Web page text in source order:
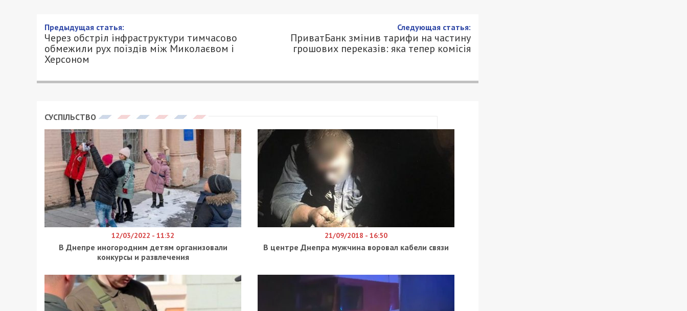
Предыдущая статья:
Через обстріл інфраструктури тимчасово
обмежили рух поїздів між Миколаєвом і
Херсоном
Следующая статья:
ПриватБанк змінив тарифи на частину
грошових переказів: яка тепер комісія
СУСПІЛЬСТВО
12/03/2022 - 11:32
В Днепре иногородним детям организовали
конкурсы и развлечения
21/09/2018 - 16:50
В центре Днепра мужчина воровал кабели связи